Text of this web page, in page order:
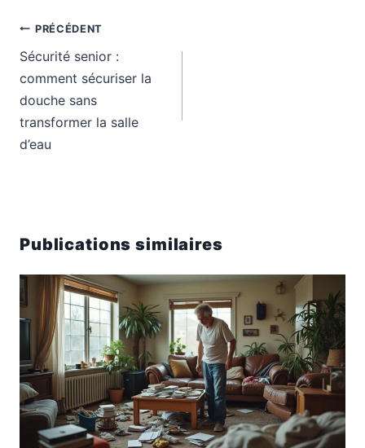
Navigation
de
PRÉCÉDENT
Sécurité senior :
comment sécuriser la
douche sans
transformer la salle
d’eau
Publications similaires